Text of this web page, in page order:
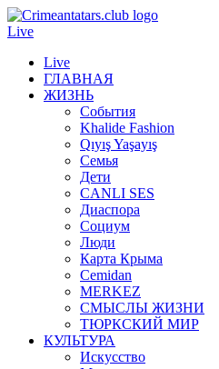
Live
Live
ГЛАВНАЯ
ЖИЗНЬ
События
Khalide Fashion
Qıyış Yaşayış
Семья
Дети
CANLI SES
Диаспора
Социум
Люди
Карта Крыма
Cemidan
МERKEZ
СМЫСЛЫ ЖИЗНИ
ТЮРКСКИЙ МИР
КУЛЬТУРА
Искусство